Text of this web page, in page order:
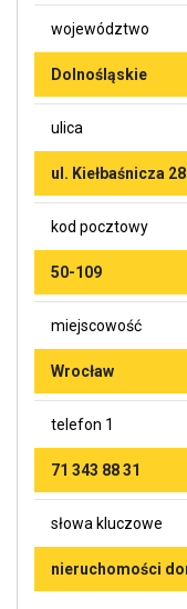
województwo
Dolnośląskie
ulica
ul. Kiełbaśnicza 28
kod pocztowy
50-109
miejscowość
Wrocław
telefon 1
71 343 88 31
słowa kluczowe
nieruchomości